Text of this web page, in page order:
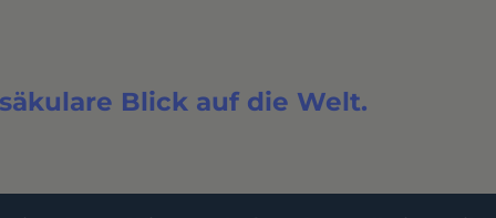
Blick auf die Welt.